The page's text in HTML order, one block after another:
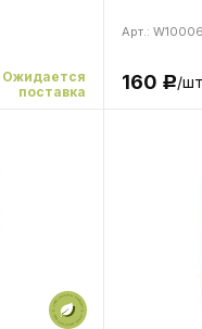
Ожидается
поставка
Арт.:
160 Р/шт